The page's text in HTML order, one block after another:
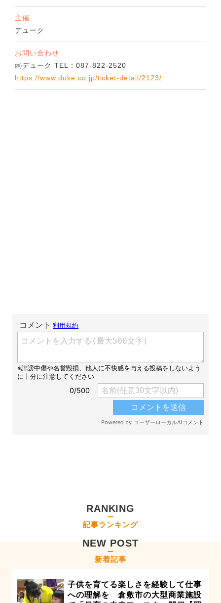
主催
デューク
お問い合わせ
㈱デューク TEL：087-822-2520
https://www.duke.co.jp/ticket-detail/2123/
RANKING
記事ランキング
NEW POST
新着記事
子供を育てる楽しさを経験して仕事
への理解を 倉敷市の大型商業施設